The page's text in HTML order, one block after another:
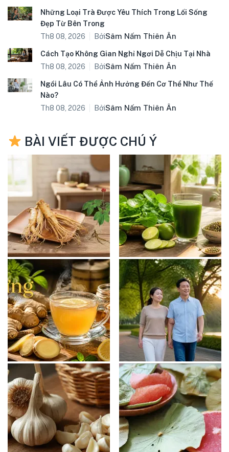
Những Loại Trà Được Yêu Thích Trong Lối Sống
Đẹp Từ Bên Trong
Th8 08, 2026
BởiSâm Nấm Thiên Ân
Cách Tạo Không Gian Nghỉ Ngơi Dễ Chịu Tại Nhà
Th8 08, 2026
BởiSâm Nấm Thiên Ân
Ngồi Lâu Có Thể Ảnh Hưởng Đến Cơ Thể Như Thế
Nào?
Th8 08, 2026
BởiSâm Nấm Thiên Ân
BÀI VIẾT ĐƯỢC CHÚ Ý